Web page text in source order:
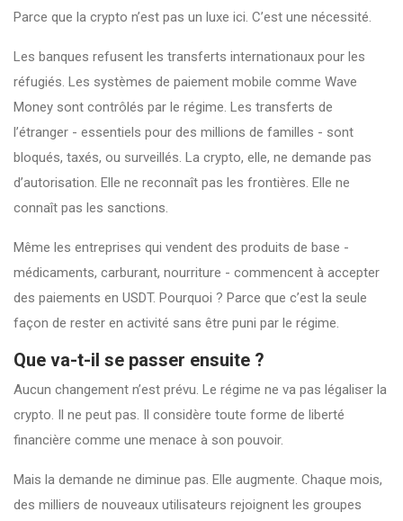
Parce que la crypto n’est pas un luxe ici. C’est une nécessité.
Les banques refusent les transferts internationaux pour les
réfugiés. Les systèmes de paiement mobile comme Wave
Money sont contrôlés par le régime. Les transferts de
l’étranger - essentiels pour des millions de familles - sont
bloqués, taxés, ou surveillés. La crypto, elle, ne demande pas
d’autorisation. Elle ne reconnaît pas les frontières. Elle ne
connaît pas les sanctions.
Même les entreprises qui vendent des produits de base -
médicaments, carburant, nourriture - commencent à accepter
des paiements en USDT. Pourquoi ? Parce que c’est la seule
façon de rester en activité sans être puni par le régime.
Que va-t-il se passer ensuite ?
Aucun changement n’est prévu. Le régime ne va pas légaliser la
crypto. Il ne peut pas. Il considère toute forme de liberté
financière comme une menace à son pouvoir.
Mais la demande ne diminue pas. Elle augmente. Chaque mois,
des milliers de nouveaux utilisateurs rejoignent les groupes